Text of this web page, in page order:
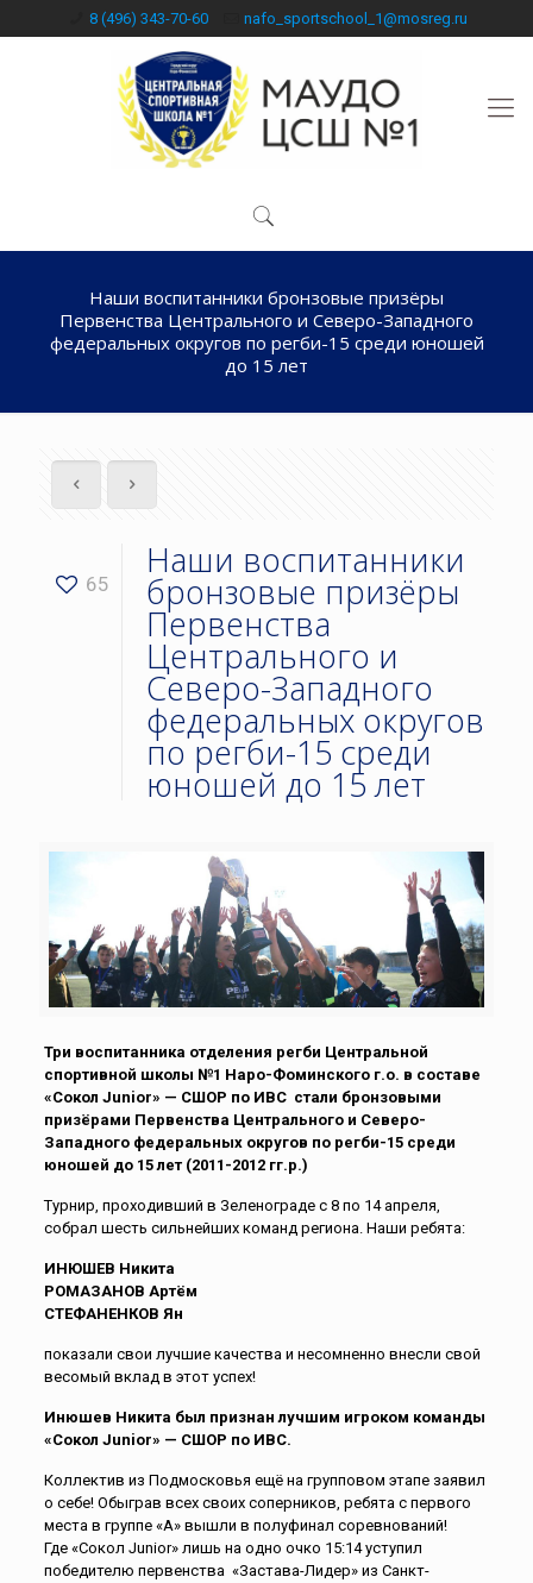
8 (496) 343-70-60 nafo_sportschool_1@mosreg.ru
Наши воспитанники бронзовые призёры
Первенства Центрального и Северо-Западного
федеральных округов по регби-15 среди юношей
до 15 лет
65
Наши воспитанники
бронзовые призёры
Первенства
Центрального и
Северо-Западного
федеральных округов
по регби-15 среди
юношей до 15 лет
Три воспитанника отделения регби Центральной
спортивной школы №1 Наро-Фоминского г.о. в составе
«Сокол Junior» — СШОР по ИВС стали бронзовыми
призёрами Первенства Центрального и Северо-
Западного федеральных округов по регби-15 среди
юношей до 15 лет (2011-2012 гг.р.)
Турнир, проходивший в Зеленограде с 8 по 14 апреля,
собрал шесть сильнейших команд региона. Наши ребята:
ИНЮШЕВ Никита
РОМАЗАНОВ Артём
СТЕФАНЕНКОВ Ян
показали свои лучшие качества и несомненно внесли свой
весомый вклад в этот успех!
Инюшев Никита был признан лучшим игроком команды
«Сокол Junior» — СШОР по ИВС.
Коллектив из Подмосковья ещё на групповом этапе заявил
о себе! Обыграв всех своих соперников, ребята с первого
места в группе «А» вышли в полуфинал соревнований!
Где «Сокол Junior» лишь на одно очко 15:14 уступил
победителю первенства «Застава-Лидер» из Санкт-